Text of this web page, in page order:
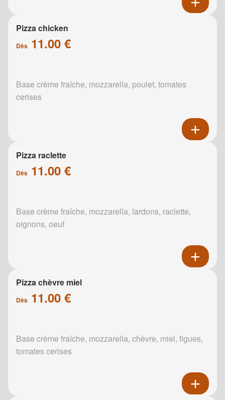
Pizza chicken
Dès 11.00 €
Base crème fraîche, mozzarella, poulet, tomates
cerises
Pizza raclette
Dès 11.00 €
Base crème fraîche, mozzarella, lardons, raclette,
oignons, oeuf
Pizza chèvre miel
Dès 11.00 €
Base crème fraîche, mozzarella, chèvre, miel, figues,
tomates cerises